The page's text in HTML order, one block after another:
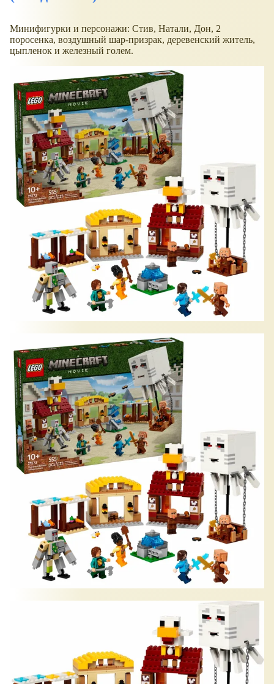
Минифигурки и персонажи: Стив, Натали, Дон, 2
поросенка, воздушный шар-призрак, деревенский житель,
цыпленок и железный голем.